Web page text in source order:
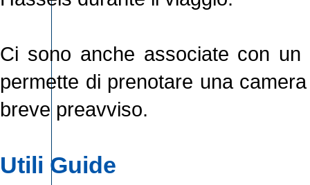
Ci sono anche associate con
permette di prenotare una
breve preavviso.
Utili Guide